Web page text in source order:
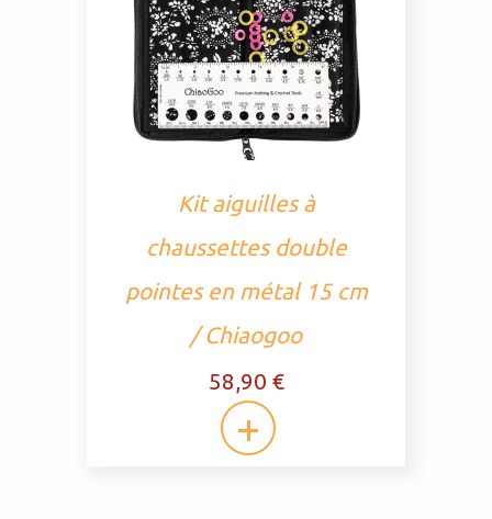
Kit aiguilles à
chaussettes double
pointes en métal 15 cm
/ Chiaogoo
58,90 €